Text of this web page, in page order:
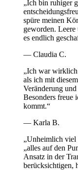
„Ich bin ruhiger
spüre meinen
geworden.
es endlich
— Claudia C.
„Ich war wirklich
als ich mit
Veränderung
Besonders freue
kommt.“
— Karla B.
„Unheimlich viel
„alles auf den
Ansatz in der
berücksichtigen,